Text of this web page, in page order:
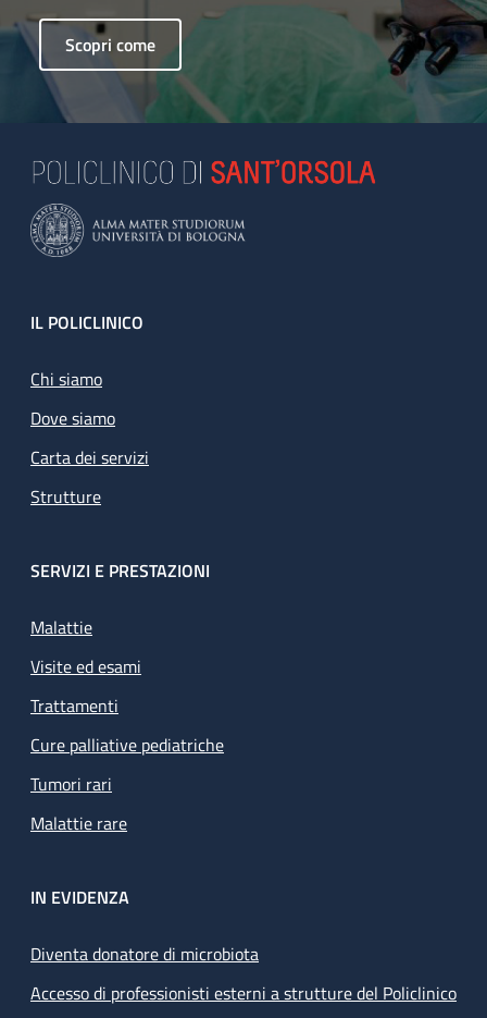
Scopri come
Footer
IL POLICLINICO
Chi siamo
Dove siamo
Carta dei servizi
Strutture
SERVIZI E PRESTAZIONI
Malattie
Visite ed esami
Trattamenti
Cure palliative pediatriche
Tumori rari
Malattie rare
IN EVIDENZA
Diventa donatore di microbiota
Accesso di professionisti esterni a strutture del Policlinico